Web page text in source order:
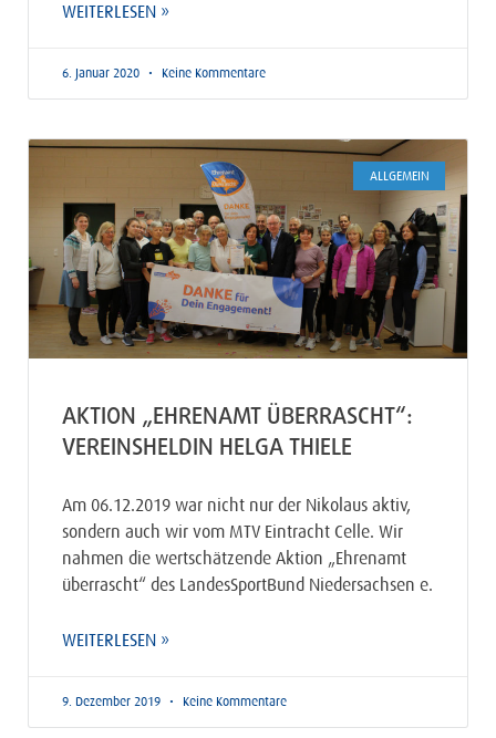
WEITERLESEN »
6. Januar 2020 Keine Kommentare
ALLGEMEIN
AKTION „EHRENAMT ÜBERRASCHT“:
VEREINSHELDIN HELGA THIELE
Am 06.12.2019 war nicht nur der Nikolaus aktiv,
sondern auch wir vom MTV Eintracht Celle. Wir
nahmen die wertschätzende Aktion „Ehrenamt
überrascht“ des LandesSportBund Niedersachsen e.
WEITERLESEN »
9. Dezember 2019 Keine Kommentare